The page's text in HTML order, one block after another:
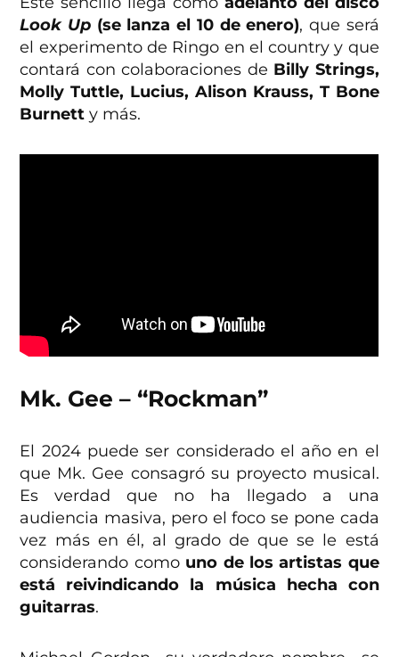
Look Up (se lanza el 10 de enero), que será
el experimento de Ringo en el country y que
contará con colaboraciones de Billy Strings,
Molly Tuttle, Lucius, Alison Krauss, T Bone
Burnett y más.
Mk. Gee – “Rockman”
El 2024 puede ser considerado el año en el
que Mk. Gee consagró su proyecto musical.
Es verdad que no ha llegado a una
audiencia masiva, pero el foco se pone cada
vez más en él, al grado de que se le está
considerando como uno de los artistas que
está reivindicando la música hecha con
guitarras.